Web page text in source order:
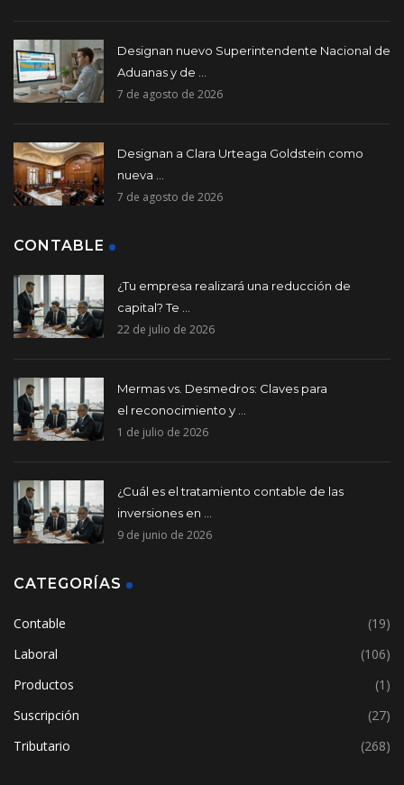
Designan nuevo Superintendente Nacional de
Aduanas y de ...
7 de agosto de 2026
Designan a Clara Urteaga Goldstein como
nueva ...
7 de agosto de 2026
CONTABLE
¿Tu empresa realizará una reducción de
capital? Te ...
22 de julio de 2026
Mermas vs. Desmedros: Claves para
el reconocimiento y ...
1 de julio de 2026
¿Cuál es el tratamiento contable de las
inversiones en ...
9 de junio de 2026
CATEGORÍAS
Contable
(19)
Laboral
(106)
Productos
(1)
Suscripción
(27)
Tributario
(268)